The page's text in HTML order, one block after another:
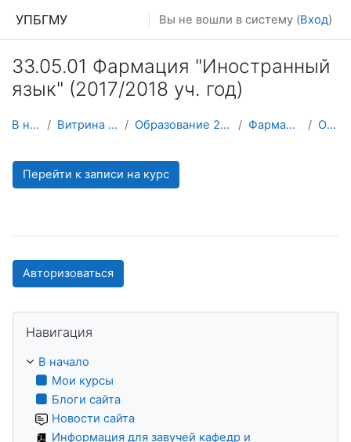
УПБГМУ Вы не вошли в систему (Вход)
33.05.01 Фармация "Иностранный
язык" (2017/2018 уч. год)
В начало Витрина курсов 3KL Образование 2025-2026 уч.год Фармация (архив) О курсе
Перейти к записи на курс
Авторизоваться
Навигация
В начало
Мои курсы
Блоги сайта
Новости сайта
Информация для завучей кафедр и